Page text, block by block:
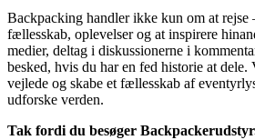
Backpacking handler ikke kun om at rejse
fællesskab, oplevelser og at inspirere
medier, deltag i diskussionerne i
besked, hvis du har en fed historie at dele.
vejlede og skabe et fællesskab af
udforske verden.
Tak fordi du besøger